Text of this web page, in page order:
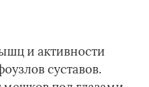
и активности
суставов.